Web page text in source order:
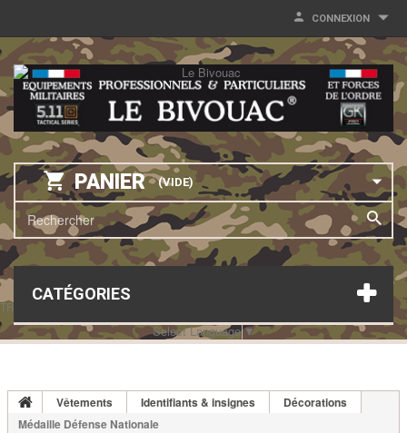
CONNEXION
PANIER (VIDE)
CATÉGORIES
TRANSLATE THIS PAGE
Select Language▼
Vêtements Identifiants & insignes
Décorations
Médaille Défense Nationale